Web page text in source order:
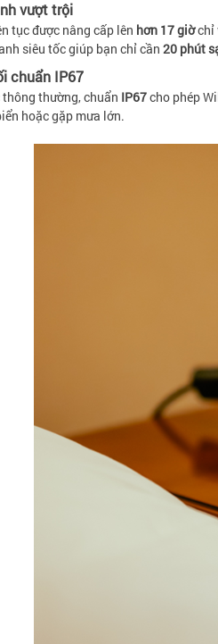
vượt trội
tục được nâng cấp lên hơn 17 giờchỉ
siêu tốc giúp bạn chỉ cần 20 phút
chuẩn IP67
thường, chuẩn IP67cho phép
hoặc gặp mưa lớn.